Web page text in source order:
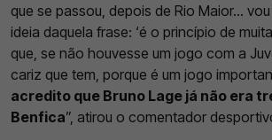
que se passou, depois de Rio Maior…
ideia daquela frase: ‘é o princípio de
que, se não houvesse um jogo com a
cariz que tem, porque é um jogo
acredito que Bruno Lage já não era
Benfica”, atirou o comentador